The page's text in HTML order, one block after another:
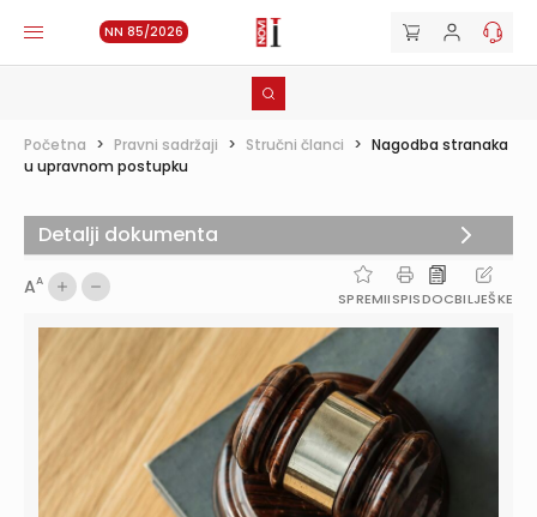
NN 85/2026
Početna > Pravni sadržaji > Stručni članci > Nagodba stranaka
u upravnom postupku
AA
SPREMIISPISDOCBILJEŠKE
Detalji dokumenta